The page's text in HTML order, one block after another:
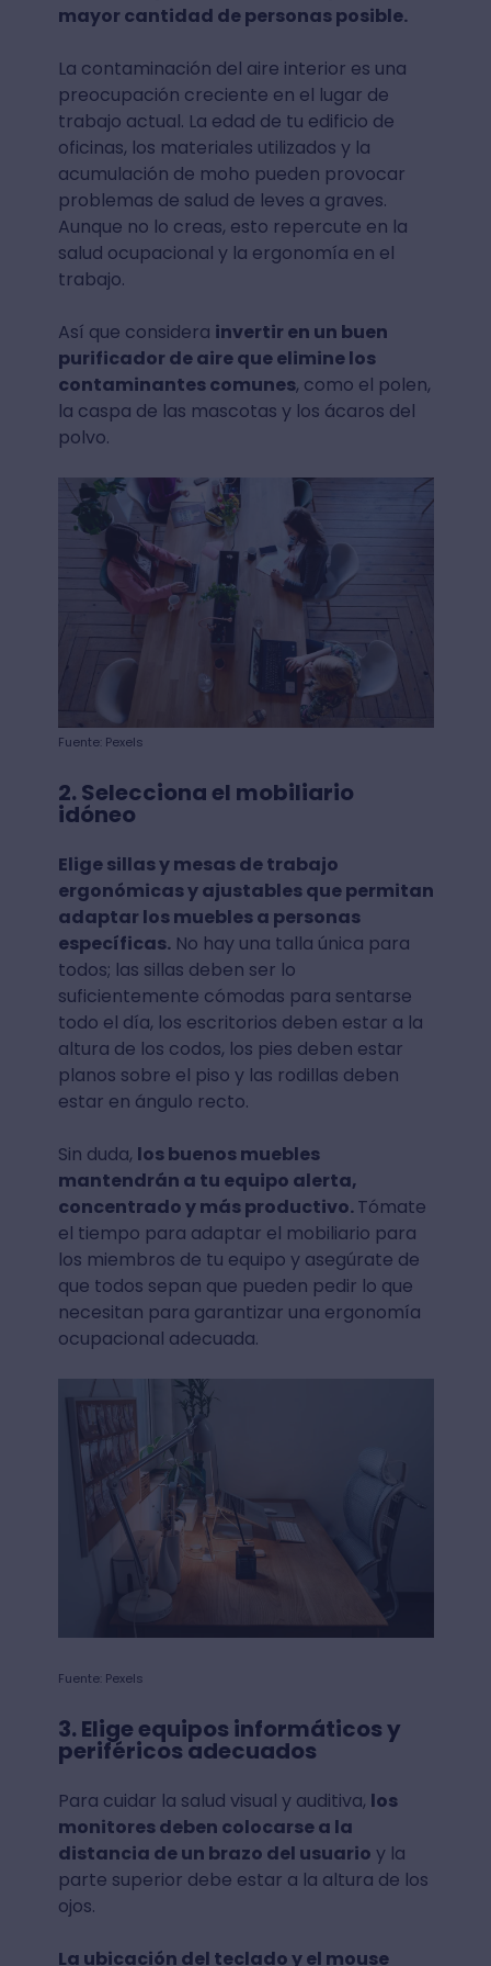
mayor cantidad de personas posible.
La contaminación del aire interior es una
preocupación creciente en el lugar de
trabajo actual. La edad de tu edificio de
oficinas, los materiales utilizados y la
acumulación de moho pueden provocar
problemas de salud de leves a graves.
Aunque no lo creas, esto repercute en la
salud ocupacional y la ergonomía en el
trabajo.
Así que considera invertir en un buen
purificador de aire que elimine los
contaminantes comunes, como el polen,
la caspa de las mascotas y los ácaros del
polvo.
Fuente: Pexels
2. Selecciona el mobiliario
idóneo
Elige sillas y mesas de trabajo
ergonómicas y ajustables que permitan
adaptar los muebles a personas
específicas.No hay una talla única para
todos; las sillas deben ser lo
suficientemente cómodas para sentarse
todo el día, los escritorios deben estar a la
altura de los codos, los pies deben estar
planos sobre el piso y las rodillas deben
estar en ángulo recto.
Sin duda, los buenos muebles
mantendrán a tu equipo alerta,
concentrado y más productivo.Tómate
el tiempo para adaptar el mobiliario para
los miembros de tu equipo y asegúrate de
que todos sepan que pueden pedir lo que
necesitan para garantizar una ergonomía
ocupacional adecuada.
Fuente: Pexels
3. Elige equipos informáticos y
periféricos adecuados
Para cuidar la salud visual y auditiva, los
monitores deben colocarse a la
distancia de un brazo del usuario y la
parte superior debe estar a la altura de los
ojos.
La ubicación del teclado y el mouse